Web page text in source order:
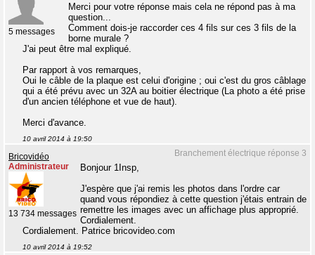
5 messages
Merci pour votre réponse mais cela ne répond pas à ma
question...
Comment dois-je raccorder ces 4 fils sur ces 3 fils de la
borne murale ?
J'ai peut être mal expliqué.
Par rapport à vos remarques,
Oui le câble de la plaque est celui d'origine ; oui c'est du gros câblage
qui a été prévu avec un 32A au boitier électrique (La photo a été prise
d'un ancien téléphone et vue de haut).
Merci d'avance.
10 avril 2014 à 19:50
Branchement électrique réponse 3
Bricovidéo
Administrateur
13 734 messages
Bonjour 1Insp,
J'espère que j'ai remis les photos dans l'ordre car
quand vous répondiez à cette question j'étais entrain de
remettre les images avec un affichage plus approprié.
Cordialement.
Cordialement. Patrice bricovideo.com
10 avril 2014 à 19:52